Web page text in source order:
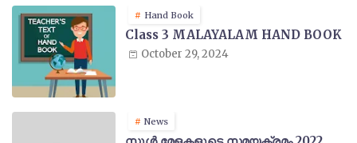
Hand Book
Class 3 MALAYALAM HAND BOOK
October 29, 2024
News